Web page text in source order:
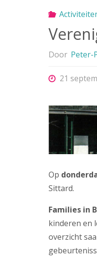
Door Peter-
21
Op
Sittard.
Families in
kinderen en
overzicht